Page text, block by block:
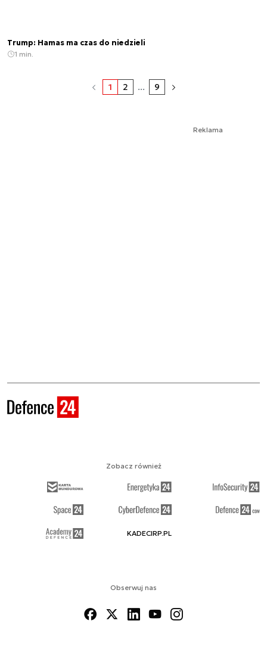
Trump: Hamas ma czas do niedzieli
1 min.
1 2 ... 9
Reklama
Obserwuj nas
Zobacz również
KADECIRP.PL